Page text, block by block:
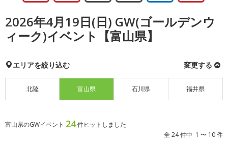
2026年4月19日(日) GW(ゴールデンウ
ィーク)イベント【富山県】
エリアを絞り込む 変更する
北陸 富山県 石川県 福井県
富山県のGWイベント 24件ヒットしました
全 24 件中 1 〜 10 件